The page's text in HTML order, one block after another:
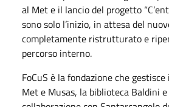
al Met e il lancio del progetto
sono solo l’inizio, in attesa del
completamente ristrutturato e
percorso interno.
FoCuS è la fondazione che
Met e Musas, la biblioteca Baldini